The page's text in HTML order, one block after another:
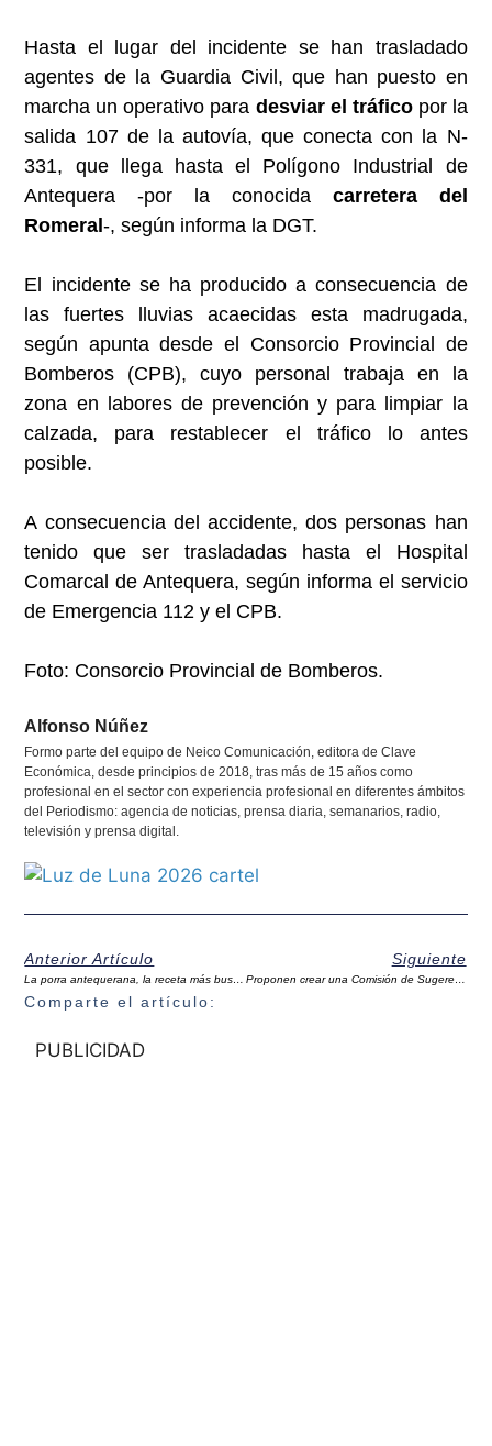
Hasta el lugar del incidente se han trasladado
agentes de la Guardia Civil, que han puesto en
marcha un operativo para desviar el tráficopor la
salida 107 de la autovía, que conecta con la N-
331, que llega hasta el Polígono Industrial de
Antequera -por la conocida carretera del
Romeral-, según informa la DGT.
El incidente se ha producido a consecuencia de
las fuertes lluvias acaecidas esta madrugada,
según apunta desde el Consorcio Provincial de
Bomberos (CPB), cuyo personal trabaja en la
zona en labores de prevención y para limpiar la
calzada, para restablecer el tráfico lo antes
posible.
A consecuencia del accidente, dos personas han
tenido que ser trasladadas hasta el Hospital
Comarcal de Antequera, según informa el servicio
de Emergencia 112 y el CPB.
Foto: Consorcio Provincial de Bomberos.
Alfonso Núñez
Formo parte del equipo de Neico Comunicación, editora de Clave
Económica, desde principios de 2018, tras más de 15 años como
profesional en el sector con experiencia profesional en diferentes ámbitos
del Periodismo: agencia de noticias, prensa diaria, semanarios, radio,
televisión y prensa digital.
Anterior Artículo
La porra antequerana, la receta más buscada en Google en España en 2022
Siguiente
Proponen crear una Comisión de Sugerencias y Reclamaciones en el Ayuntamiento de Antequera
Comparte el artículo:
PUBLICIDAD